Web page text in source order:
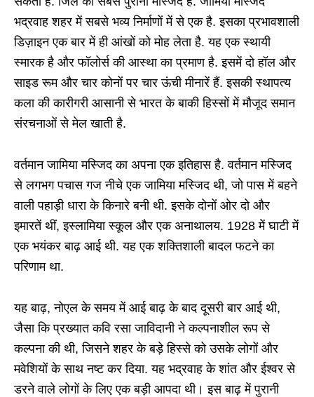
भद्रवाह शहर में सबसे भव्य निर्माणों में से एक है. इसका प्रभावशाली
डिज़ाइन एक बार में ही आंखों को मोह लेता है. यह एक स्थायी
स्मारक है और फॉलोर्स की आस्था का प्रमाण है. इसमें दो हॉल और
साइड रूम और चार कोनों पर चार ऊंची मीनारें हैं. इसकी स्थापत्य
कला की कारीगरी आसानी से भारत के बाकी हिस्सों में मौजूद समान
संरचनाओं से मेल खाती है.
वर्तमान जामिया मस्जिद का अपना एक इतिहास है. वर्तमान मस्जिद
से लगभग पचास गज नीचे एक जामिया मस्जिद थी, जो पास में बहने
वाली पहाड़ी धारा के किनारे बनी थी. इसके दोनों ओर दो और
इमारतें थीं, इस्लामिया स्कूल और एक अनाथालय. 1928 में घाटी में
एक भयंकर बाढ़ आई थी. यह एक शक्तिशाली बादल फटने का
परिणाम था.
यह बाढ़, नोएल के समय में आई बाढ़ के बाद दूसरी बार आई थी,
जैसा कि प्रख्यात कवि रसा जाविदानी ने कल्पनाशील रूप से
कल्पना की थी, जिसने शहर के बड़े हिस्से को उसके लोगों और
मवेशियों के साथ नष्ट कर दिया. यह भद्रवाह के शांत और ईश्वर से
डरने वाले लोगों के लिए एक बड़ी आपदा थी। इस बाढ़ में पुरानी